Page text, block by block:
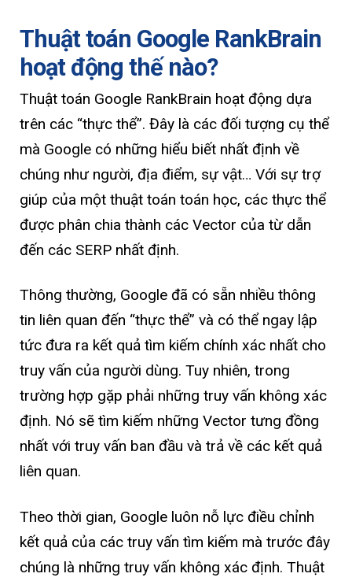
Thuật toán Google RankBrain
hoạt động thế nào?
Thuật toán Google RankBrain hoạt động dựa
trên các “thực thể”. Đây là các đối tượng cụ thể
mà Google có những hiểu biết nhất định về
chúng như người, địa điểm, sự vật… Với sự trợ
giúp của một thuật toán toán học, các thực thể
được phân chia thành các Vector của từ dẫn
đến các SERP nhất định.
Thông thường, Google đã có sẵn nhiều thông
tin liên quan đến “thực thể” và có thể ngay lập
tức đưa ra kết quả tìm kiếm chính xác nhất cho
truy vấn của người dùng. Tuy nhiên, trong
trường hợp gặp phải những truy vấn không xác
định. Nó sẽ tìm kiếm những Vector tưng đồng
nhất với truy vấn ban đầu và trả về các kết quả
liên quan.
Theo thời gian, Google luôn nỗ lực điều chỉnh
kết quả của các truy vấn tìm kiếm mà trước đây
chúng là những truy vấn không xác định. Thuật